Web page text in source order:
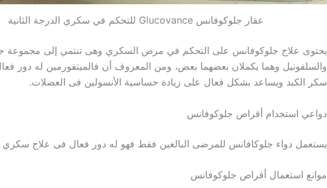
عقار جلوكوفانس Glucovance للتحكم في سكري الدرجة الثانية
يحتوى علاج جلوكوفانس على التحكم في مرض السكري وهى تنتمي إلى مجموعة
والسلفونيل وهما يكملان بعضهما بعض، ومن المعروف أن فالميتفورمين له دور
سكر الكبد ويساعد بشكل فعال على زيادة حساسية الأنسولين فى العضلات.
دواعي استخدام أقراص جلوكوفانس
يستعمل دواء جلوكافانس للمرضى البالغين فقط فهو له دور فعال فى علاج سكري
موانع استعمال أقراص جلوكوفانس